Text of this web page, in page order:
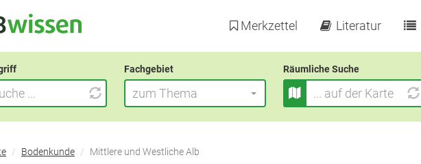
Merkzettel Literatur
Fachgebiet
zum Thema
Räumliche Suche
Bodenkunde Mittlere und Westliche Alb